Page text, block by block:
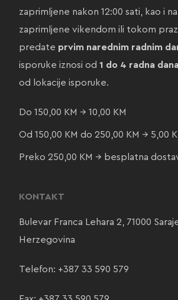
zaprimljene nakon 12:00 sati, kao i
zaprimljene vikendom ili tokom
predate prvim narednim radnim
isporuke iznosi od 1 do 4 radna
od lokacije isporuke.
Do 150,00 KM → 10,00 KM
Od 150,00 KM do 250,00 KM → 5,00
Preko 250,00 KM → besplatna
KONTAKT
Bulevar Franca Lehara 2, 71000
Herzegovina
Telefon: +387 33 590 579